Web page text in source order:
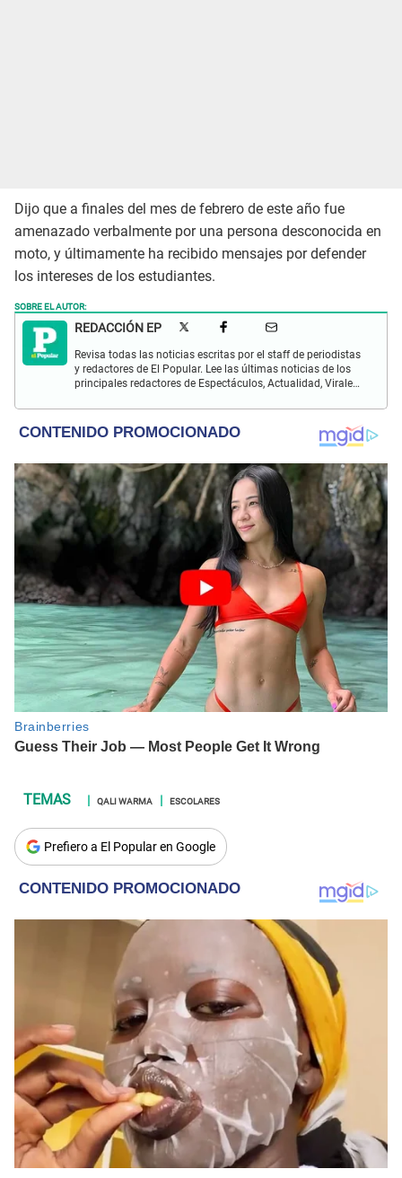
Dijo que a finales del mes de febrero de este año fue
amenazado verbalmente por una persona desconocida en
moto, y últimamente ha recibido mensajes por defender
los intereses de los estudiantes.
SOBRE EL AUTOR:
REDACCIÓN EP
Revisa todas las noticias escritas por el staff de periodistas
y redactores de El Popular. Lee las últimas noticias de los
principales redactores de Espectáculos, Actualidad, Virales,
QALI WARMA ESCOLARES
Prefiero a El Popular en Google